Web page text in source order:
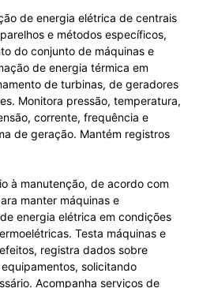
de energia elétrica de centrais
e métodos específicos,
do conjunto de máquinas e
de energia térmica em
de turbinas, de geradores
Monitora pressão, temperatura,
corrente, frequência e
de geração. Mantém registros
à manutenção, de acordo com
manter máquinas e
energia elétrica em condições
Testa máquinas e
registra dados sobre
solicitando
Acompanha serviços de